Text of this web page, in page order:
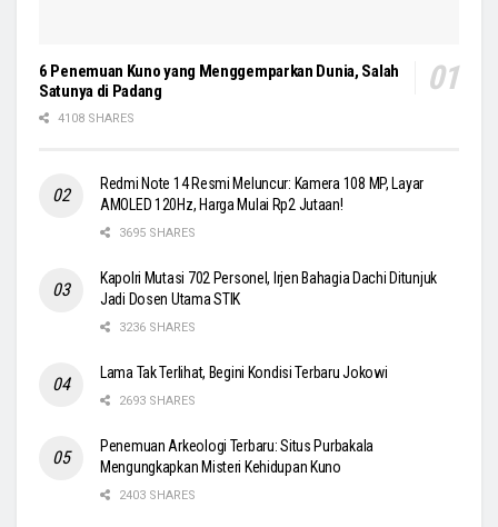
6 Penemuan Kuno yang Menggemparkan Dunia, Salah
Satunya di Padang
4108 SHARES
Redmi Note 14 Resmi Meluncur: Kamera 108 MP, Layar
AMOLED 120Hz, Harga Mulai Rp2 Jutaan!
3695 SHARES
Kapolri Mutasi 702 Personel, Irjen Bahagia Dachi Ditunjuk
Jadi Dosen Utama STIK
3236 SHARES
Lama Tak Terlihat, Begini Kondisi Terbaru Jokowi
2693 SHARES
Penemuan Arkeologi Terbaru: Situs Purbakala
Mengungkapkan Misteri Kehidupan Kuno
2403 SHARES